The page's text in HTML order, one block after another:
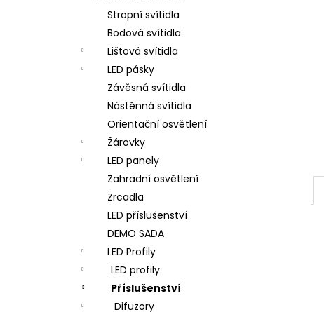
Stropní svítidla
Bodová svítidla
Lištová svítidla
LED pásky
Závěsná svítidla
Nástěnná svítidla
Orientační osvětlení
Žárovky
LED panely
Zahradní osvětlení
Zrcadla
LED příslušenství
DEMO SADA
LED Profily
LED profily
Příslušenství
Difuzory